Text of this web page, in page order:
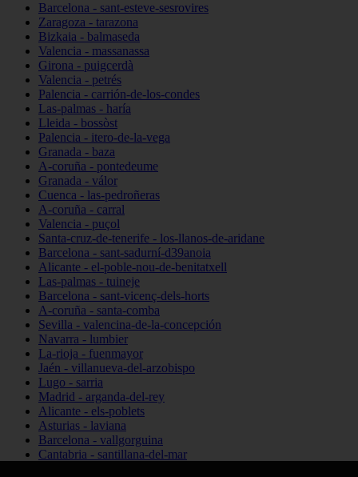
Barcelona - sant-esteve-sesrovires
Zaragoza - tarazona
Bizkaia - balmaseda
Valencia - massanassa
Girona - puigcerdà
Valencia - petrés
Palencia - carrión-de-los-condes
Las-palmas - haría
Lleida - bossòst
Palencia - itero-de-la-vega
Granada - baza
A-coruña - pontedeume
Granada - válor
Cuenca - las-pedroñeras
A-coruña - carral
Valencia - puçol
Santa-cruz-de-tenerife - los-llanos-de-aridane
Barcelona - sant-sadurní-d39anoia
Alicante - el-poble-nou-de-benitatxell
Las-palmas - tuineje
Barcelona - sant-vicenç-dels-horts
A-coruña - santa-comba
Sevilla - valencina-de-la-concepción
Navarra - lumbier
La-rioja - fuenmayor
Jaén - villanueva-del-arzobispo
Lugo - sarria
Madrid - arganda-del-rey
Alicante - els-poblets
Asturias - laviana
Barcelona - vallgorguina
Cantabria - santillana-del-mar